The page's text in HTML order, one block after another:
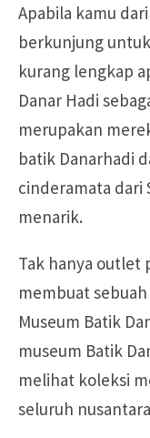
Apabila kamu
berkunjung
kurang lengkap
Danar Hadi
merupakan
batik Danarhadi
cinderamata dari
menarik.
Tak hanya outlet
membuat
Museum Batik
museum Batik
melihat koleksi
seluruh